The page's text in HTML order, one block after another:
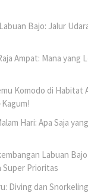
Bajo: Jalur
Ampat: Mana yang
Komodo di Habitat
Hari: Apa Saja
Labuan
Super Prioritas
Diving dan